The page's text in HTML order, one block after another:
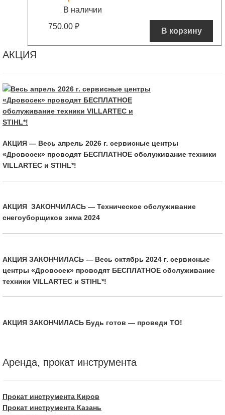
В наличии
750.00 ₽
В корзину
АКЦИЯ
АКЦИЯ — Весь апрель 2026 г. сервисные центры
«Дровосек» проводят БЕСПЛАТНОЕ обслуживание техники
VILLARTEC и STIHL*!
АКЦИЯ ЗАКОНЧИЛАСЬ — Техническое обслуживание
снегоуборщиков зима 2024
АКЦИЯ ЗАКОНЧИЛАСЬ — Весь октябрь 2024 г. сервисные
центры «Дровосек» проводят БЕСПЛАТНОЕ обслуживание
техники VILLARTEC и STIHL*!
АКЦИЯ ЗАКОНЧИЛАСЬ Будь готов — проведи ТО!
Аренда, прокат инструмента
Прокат инструмента Киров
Прокат инструмента Казань